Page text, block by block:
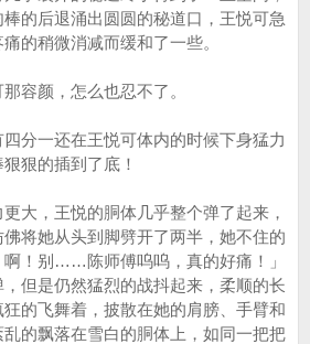
的后退涌出圆圆的秘道口，王悦可急
的稍微消减而缓和了一些。
颜，怎么也忍不了。
一还在王悦可体内的时候下身猛力
狠的插到了底！
，王悦的胴体几乎整个弹了起来，
将她从头到脚劈开了两半，她不住的
啊！别……陈师傅呜呜，真的好痛！」
但是仍然猛烈的战抖起来，柔顺的长
的飞舞着，披散在她的肩膀、手臂和
的飘落在雪白的胴体上，如同一把把